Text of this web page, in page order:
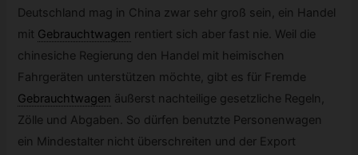
Deutschland mag in China zwar sehr groß sein, ein Handel
mit Gebrauchtwagen rentiert sich aber fast nie. Weil die
chinesiche Regierung den Handel mit heimischen
Fahrgeräten unterstützen möchte, gibt es für Fremde
Gebrauchtwagen äußerst nachteilige gesetzliche Regeln,
Zölle und Abgaben. So dürfen benutzte Personenwagen
ein Mindestalter nicht überschreiten und der Export